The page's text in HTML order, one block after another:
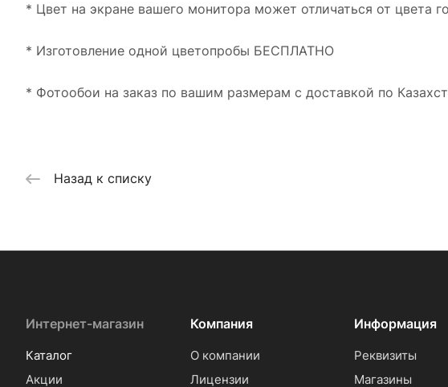
* Цвет на экране вашего монитора может отличаться от цвета
* Изготовление одной цветопробы БЕСПЛАТНО
* Фотообои на заказ по вашим размерам с доставкой по
Назад к списку
Интернет-магазин
Каталог
Акции
Компания
О компании
Лицензии
Информация
Реквизиты
Магазины